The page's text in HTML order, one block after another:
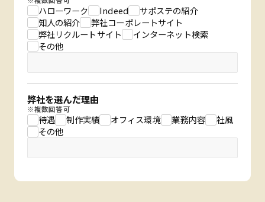
ハローワーク Indeed
サポステの紹介
知人の紹介
弊社コーポレートサイト
弊社リクルートサイト
インターネット検索
その他
弊社を選んだ理由
※複数回答可
待遇 制作実績 オフィス環境 業務内容
社風
その他